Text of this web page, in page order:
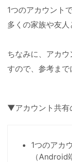
1つのアカウント
多くの家族や友人
ちなみに、アカ
すので、参考まで
▼アカウント共有
1つのアカ
（Android